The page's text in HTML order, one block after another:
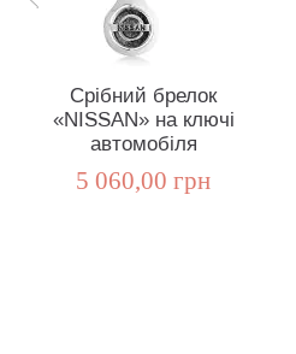
Срібний брелок
«NISSAN» на ключі
автомобіля
5 060,00 грн